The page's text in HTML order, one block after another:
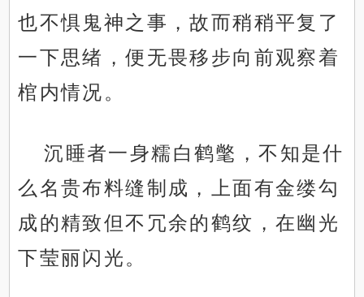
也不惧鬼神之事，故而稍稍平复了
一下思绪，便无畏移步向前观察着
棺内情况。
沉睡者一身糯白鹤氅，不知是什
么名贵布料缝制成，上面有金缕勾
成的精致但不冗余的鹤纹，在幽光
下莹丽闪光。